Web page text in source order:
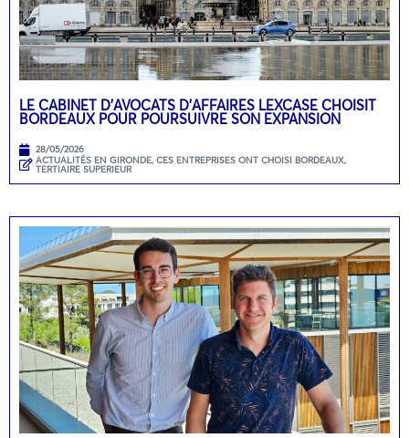
LE CABINET D’AVOCATS D’AFFAIRES LEXCASE CHOISIT
BORDEAUX POUR POURSUIVRE SON EXPANSION
28/05/2026
ACTUALITÉS EN GIRONDE, CES ENTREPRISES ONT CHOISI BORDEAUX,
TERTIAIRE SUPERIEUR